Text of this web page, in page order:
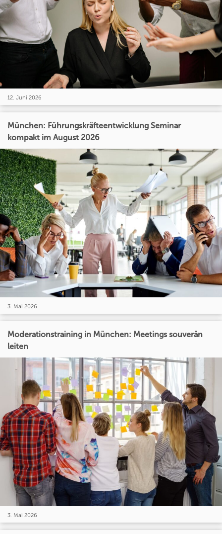
12. Juni 2026
München: Führungskräfteentwicklung Seminar
kompakt im August 2026
3. Mai 2026
Moderationstraining in München: Meetings souverän
leiten
3. Mai 2026